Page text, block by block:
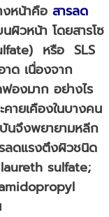
งหน้าคือสารลด
วหน้า โดยสารโซ
หรือ SLS
ด เนื่องจาก
องมาก อย่างไร
คายเคืองในบางคน
นจึงพยายามหลีก
รลดแรงตึงผิวชนิด
sulfate;